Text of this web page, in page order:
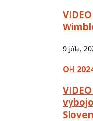
9 júla,
OH